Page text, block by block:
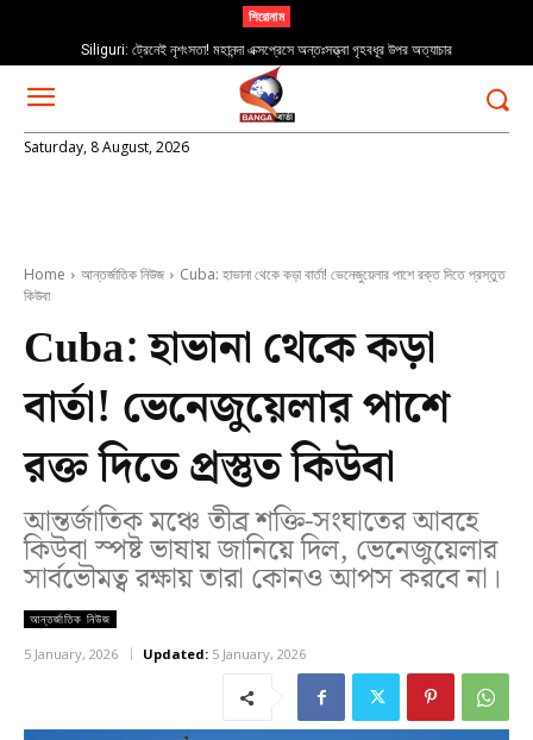
শিরোনাম
Siliguri: ট্রেনেই নৃশংসতা! মহানন্দা এক্সপ্রেসে অন্তঃসত্ত্বা গৃহবধূর উপর অত্যাচার
Saturday, 8 August, 2026
Home আন্তর্জাতিক নিউজ
Cuba: হাভানা থেকে কড়া বার্তা! ভেনেজুয়েলার পাশে রক্ত দিতে প্রস্তুত
কিউবা
Cuba: হাভানা থেকে কড়া
বার্তা! ভেনেজুয়েলার পাশে
রক্ত দিতে প্রস্তুত কিউবা
আন্তর্জাতিক মঞ্চে তীব্র শক্তি-সংঘাতের আবহে
কিউবা স্পষ্ট ভাষায় জানিয়ে দিল, ভেনেজুয়েলার
সার্বভৌমত্ব রক্ষায় তারা কোনও আপস করবে না।
আন্তর্জাতিক নিউজ
5 January, 2026 Updated: 5 January, 2026